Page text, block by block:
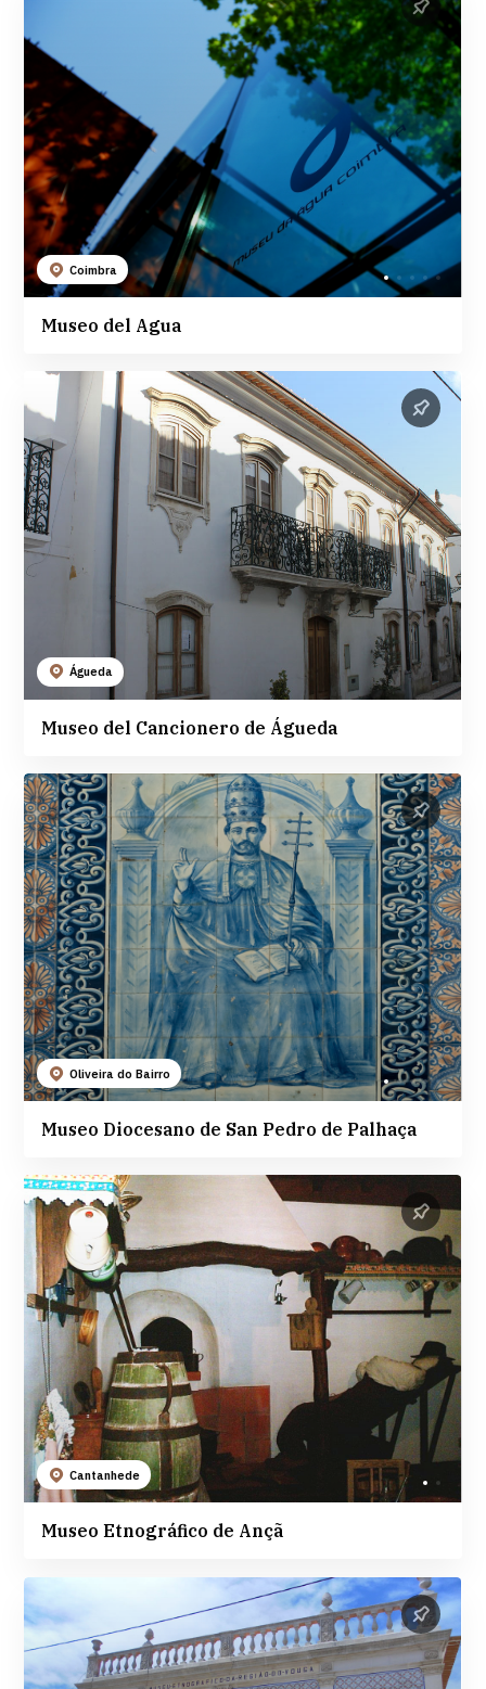
Coimbra
Museo del Agua
Águeda
Museo del Cancionero de Águeda
Oliveira do Bairro
Museo Diocesano de San Pedro de Palhaça
Cantanhede
Museo Etnográfico de Ançã